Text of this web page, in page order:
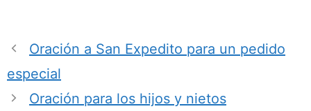
Oración a San Expedito para un pedido
especial
Oración para los hijos y nietos